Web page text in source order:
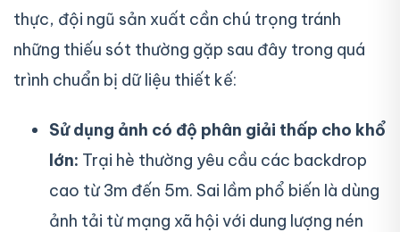
thực, đội ngũ sản xuất cần chú trọng tránh
những thiếu sót thường gặp sau đây trong quá
trình chuẩn bị dữ liệu thiết kế:
Sử dụng ảnh có độ phân giải thấp cho khổ
lớn: Trại hè thường yêu cầu các backdrop
cao từ 3m đến 5m. Sai lầm phổ biến là dùng
ảnh tải từ mạng xã hội với dung lượng nén